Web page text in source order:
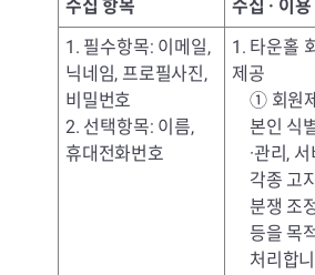
수집 항목
수집 · 이용
1. 필수항목: 이메일,
닉네임, 프로필사진,
비밀번호
2. 선택항목: 이름,
휴대전화번호
1. 타운홀
제공
① 회원
본인 식
·관리,
각종 고
분쟁 조
등을 목
처리합